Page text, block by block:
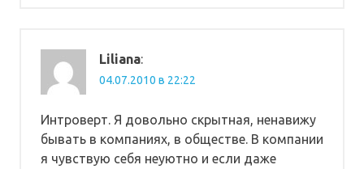
Liliana:
04.07.2010 в 22:22
Интроверт. Я довольно скрытная, ненавижу
бывать в компаниях, в обществе. В компании
я чувствую себя неуютно и если даже